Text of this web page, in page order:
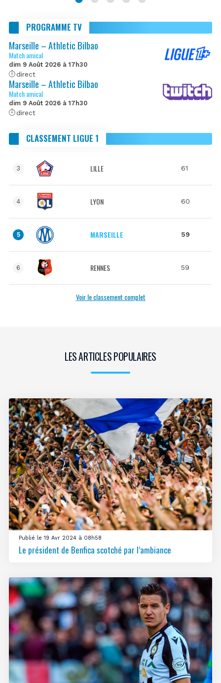
PROGRAMME TV
Marseille – Athletic Bilbao
Match amical
dim 9 Août 2026 à 17h30
direct
Marseille – Athletic Bilbao
Match amical
dim 9 Août 2026 à 17h30
direct
CLASSEMENT LIGUE 1
3 LILLE 61
4 LYON 60
5 MARSEILLE 59
6 RENNES 59
Voir le classement complet
LES ARTICLES POPULAIRES
Publié le 19 Avr 2024 à 08h58
Le président de Benfica scotché par l’ambiance